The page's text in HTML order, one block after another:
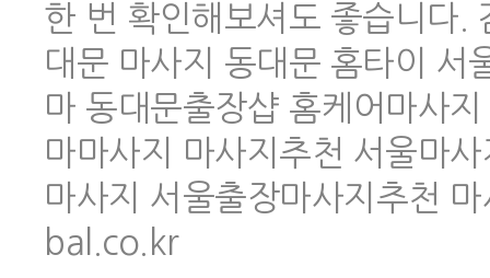
한 번 확인해보셔도 좋습니다
대문 마사지 동대문 홈타이 서
마 동대문출장샵 홈케어마사
마마사지 마사지추천 서울마
마사지 서울출장마사지추천
bal.co.kr